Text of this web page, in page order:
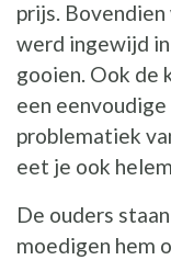
prijs.
werd ingewijd
gooien. Ook de
een
problematiek
eet je ook
De ouders
moedigen hem